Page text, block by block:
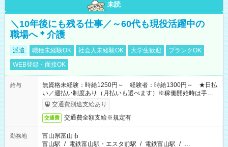
未読
＼10年後にも残る仕事／～60代も現役活躍中の
職場へ＊介護
派遣 職種未経験OK 社会人未経験OK 大学生歓迎
ブランクOK
WEB登録・面接OK
給与
無資格未経験：時給1250円～ 経験者：時給1300円～ ★日払
い／週払い制度あり（月払いも選べます）※稼働開始時は手続き
完了次第のお支払いとなります。
交通費別途支給あり
交通費 交通費全額支給※規定有
勤務地
富山県富山市
富山駅 / 電鉄富山駅・エスタ前駅 / 電鉄富山駅 / …